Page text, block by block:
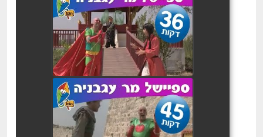
יובל המבולבל : ספיישל מר
עגבניה
watch video
יובל המבולבל - מר עגבניה
יוצא למשימה 3